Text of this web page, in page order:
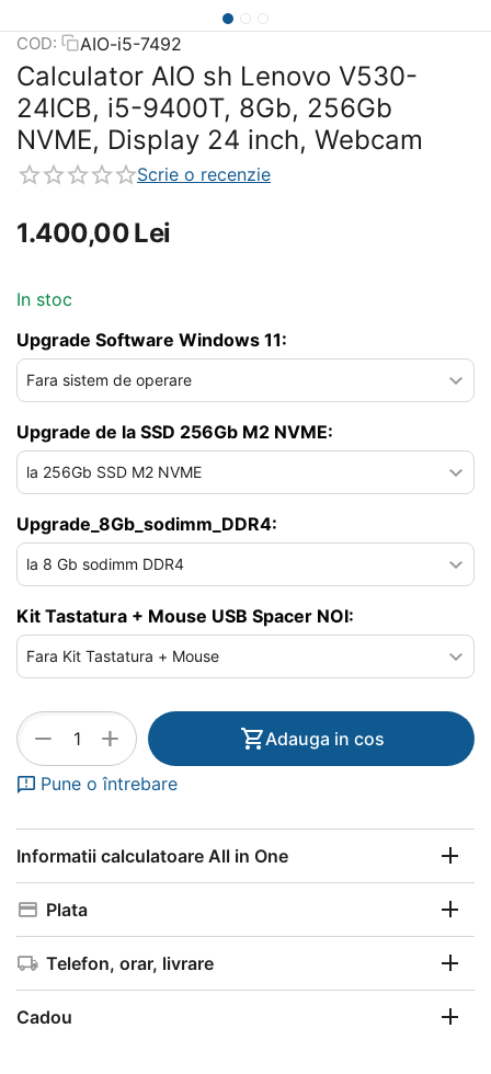
COD: AIO-i5-7492
Calculator AIO sh Lenovo V530-
24ICB, i5-9400T, 8Gb, 256Gb
NVME, Display 24 inch, Webcam
Scrie o recenzie
1.400,00Lei
In stoc
Upgrade Software Windows 11:
Upgrade de la SSD 256Gb M2 NVME:
Upgrade_8Gb_sodimm_DDR4:
Kit Tastatura + Mouse USB Spacer NOI:
+
− Adauga in cos
Pune o întrebare
Informatii calculatoare All in One
Plata
Telefon, orar, livrare
Cadou